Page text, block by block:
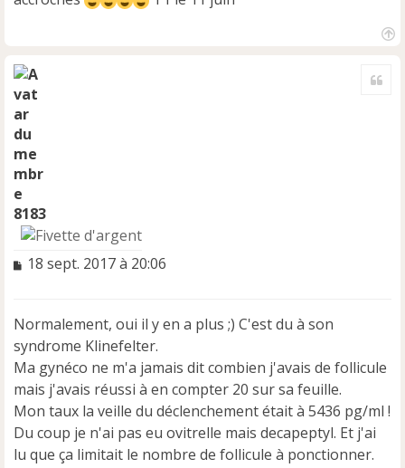
8183
M
s
a
g
e
n
o
n
l
u
18 sept. 2017 à 20:06
Normalement, oui il y en a plus ;) C'est du à son
syndrome Klinefelter.
Ma gynéco ne m'a jamais dit combien j'avais de follicule
mais j'avais réussi à en compter 20 sur sa feuille.
Mon taux la veille du déclenchement était à 5436 pg/ml !
Du coup je n'ai pas eu ovitrelle mais decapeptyl. Et j'ai
lu que ça limitait le nombre de follicule à ponctionner.